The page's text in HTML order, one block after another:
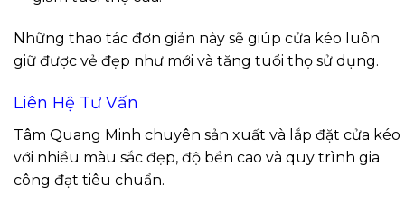
Những thao tác đơn giản này sẽ giúp cửa kéo luôn
giữ được vẻ đẹp như mới và tăng tuổi thọ sử dụng.
Liên Hệ Tư Vấn
Tâm Quang Minh chuyên sản xuất và lắp đặt cửa kéo
với nhiều màu sắc đẹp, độ bền cao và quy trình gia
công đạt tiêu chuẩn.